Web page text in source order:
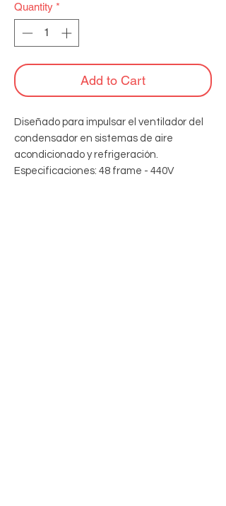
Quantity *
Add to Cart
Diseñado para impulsar el ventilador del
condensador en sistemas de aire
acondicionado y refrigeración.
Especificaciones: 48 frame - 440V